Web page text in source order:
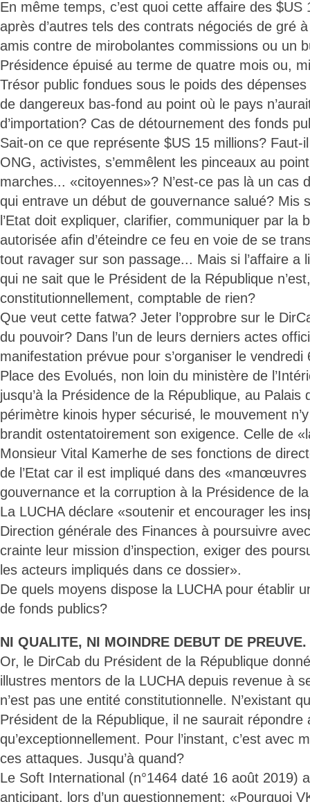
En même temps, c’est quoi cette affaire des $US
après d’autres tels des contrats négociés de gré
amis contre de mirobolantes commissions ou un
Présidence épuisé au terme de quatre mois ou,
Trésor public fondues sous le poids des
de dangereux bas-fond au point où le pays
d’importation? Cas de détournement des fonds
Sait-on ce que représente $US 15 millions? Faut-
ONG, activistes, s’emmêlent les pinceaux au
marches... «citoyennes»? N’est-ce pas là un cas
qui entrave un début de gouvernance salué? Mis
l’Etat doit expliquer, clarifier, communiquer par la
autorisée afin d’éteindre ce feu en voie de se
tout ravager sur son passage... Mais si l’affaire
qui ne sait que le Président de la République
constitutionnellement, comptable de rien?
Que veut cette fatwa? Jeter l’opprobre sur le
du pouvoir? Dans l’un de leurs derniers actes
manifestation prévue pour s’organiser le
Place des Evolués, non loin du ministère de
jusqu’à la Présidence de la République, au Palais
périmètre kinois hyper sécurisé, le mouvement
brandit ostentatoirement son exigence. Celle de
Monsieur Vital Kamerhe de ses fonctions de
de l’Etat car il est impliqué dans des
gouvernance et la corruption à la Présidence de
La LUCHA déclare «soutenir et encourager les
Direction générale des Finances à poursuivre
crainte leur mission d’inspection, exiger des
les acteurs impliqués dans ce dossier».
De quels moyens dispose la LUCHA pour établir
de fonds publics?
NI QUALITE, NI MOINDRE DEBUT DE PREUVE.
Or, le DirCab du Président de la République
illustres mentors de la LUCHA depuis revenue à
n’est pas une entité constitutionnelle. N’existant
Président de la République, il ne saurait répondre
qu’exceptionnellement. Pour l’instant, c’est avec
ces attaques. Jusqu’à quand?
Le Soft International (n°1464 daté 16 août 2019)
anticipant, lors d’un questionnement: «Pourquoi